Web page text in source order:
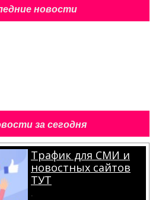
новости
за сегодня
Трафик для СМИ и
новостных сайтов
ТУТ
.